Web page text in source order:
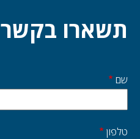
תשארו בקשר
Start
side
שם
טלפון